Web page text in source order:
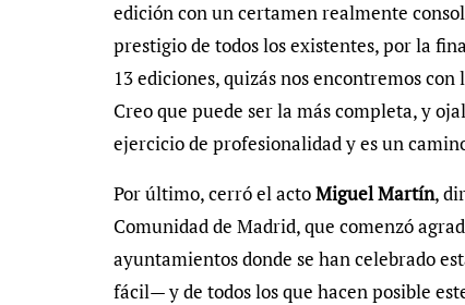
edición con un certamen realmente
prestigio de todos los existentes, por la
13 ediciones, quizás nos encontremos
Creo que puede ser la más completa, y
ejercicio de profesionalidad y es un
Por último, cerró el actoMiguel Martín,
Comunidad de Madrid, que comenzó
ayuntamientos donde se han celebrado
fácil— y de todos los que hacen posible